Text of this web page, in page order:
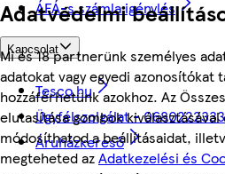
Adatvédelmi
Mi és 18 partnerünk személyes
adatokat vagy egyedi azonosítókat
hozzáférhetünk azokhoz. Az
elutasítása gombok
módosíthatod a beállításaidat,
megteheted azAdatkezelési és
ÁFÁ-s számla igénylés
Kapcsolat
Tesco.hu
Ügyfélszolgálat - 0680222333
Áruházkereső